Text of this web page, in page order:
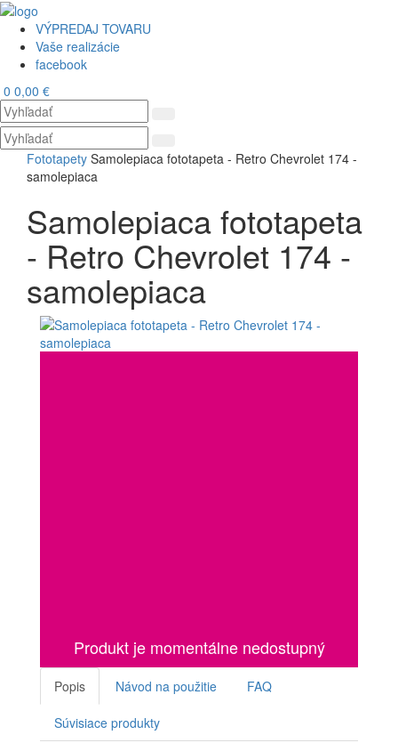
VÝPREDAJ TOVARU
Vaše realizácie
facebook
0 0,00 €
Fototapety Samolepiaca fototapeta - Retro Chevrolet 174 -
samolepiaca
Samolepiaca fototapeta
- Retro Chevrolet 174 -
samolepiaca
Produkt je momentálne nedostupný
Popis Návod na použitie FAQ
Súvisiace produkty